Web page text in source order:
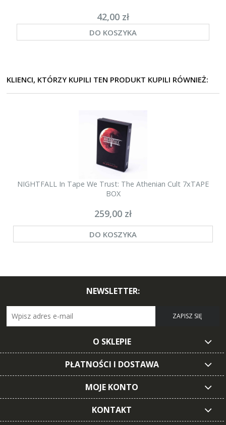
42,00 zł
DO KOSZYKA
KLIENCI, KTÓRZY KUPILI TEN PRODUKT KUPILI RÓWNIEŻ:
NIGHTFALL In Tape We Trust: The Athenian Cult 7xTAPE
BOX
259,00 zł
DO KOSZYKA
NEWSLETTER:
ZAPISZ SIĘ
O SKLEPIE
PŁATNOŚCI I DOSTAWA
MOJE KONTO
KONTAKT